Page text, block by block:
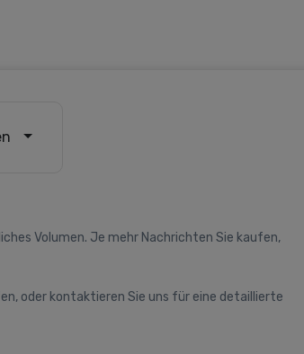
Volumen. Je mehr Nachrichten Sie kaufen,
oder kontaktieren Sie uns für eine detaillierte